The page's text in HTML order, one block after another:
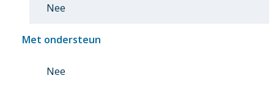
Nee
Met ondersteun
Nee